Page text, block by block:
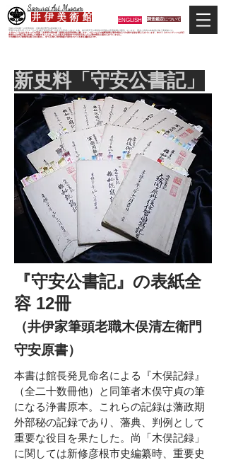
Samurai Art Museum
井 伊 美 術 館 ENGLISH 調査鑑定について
当館は日本唯一の甲冑武具・史料考証専門の美術館です。
平成29年度大河ドラマ「おんな城主 井伊直虎」の主人公直虎とされた人物、徳川四天王の筆頭井伊直政の直系後裔が運営しています。歴史と武具の本格派が集う美術館です。
＊当サイトにおけるすべての写真・文章等の著作権・版権は井伊美術館に属します。コピーなどの無断複製は著作権法上での例外を除き禁じられています。本サイトのコンテンツを代行
業者などの第三者に依頼して複製することは、たとえ個人や家庭内での利用であっても著作権法上認められていません。
※当館展示の刀剣類等は銃刀法に遵法し、​全て正真の刀剣登録証が添付されている事を確認済みです。
​新史料「守安公書記」
『守安公書記』の表紙全
容 12冊
（井伊家筆頭老職木俣清左衛門
守安原書）
本書は館長発見命名による『木俣記録』
（全二十数冊他）と同筆者木俣守貞の筆
になる浄書原本。これらの記録は藩政期
外部秘の記録であり、藩典、判例として
重要な役目を果たした。尚「木俣記録」
に関しては新修彦根市史編纂時、重要史